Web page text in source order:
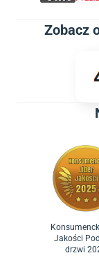
Zobacz
Jakości
drzwi